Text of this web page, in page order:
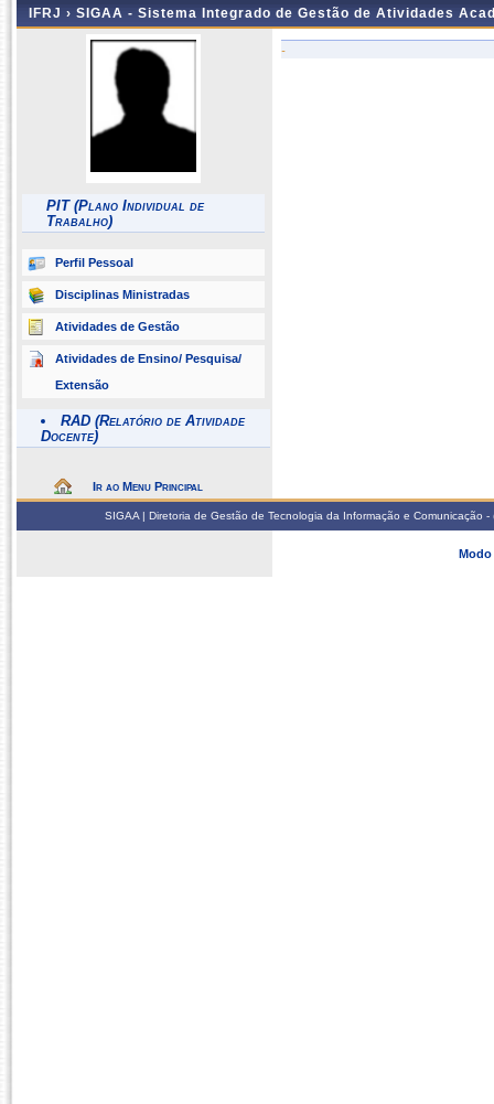
IFRJ › SIGAA - Sistema Integrado de Gestão de Atividades
PIT (Plano Individual de
Trabalho)
Perfil Pessoal
Disciplinas Ministradas
Atividades de Gestão
Atividades de Ensino/ Pesquisa/
Extensão
RAD (Relatório de Atividade
Docente)
Ir ao Menu Principal
-
SIGAA | Diretoria de Gestão de Tecnologia da Informação e
Modo